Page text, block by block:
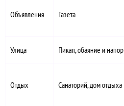
Объявления Газета
Улица Пикап, обаяние и напор
Отдых Санаторий, дом отдыха